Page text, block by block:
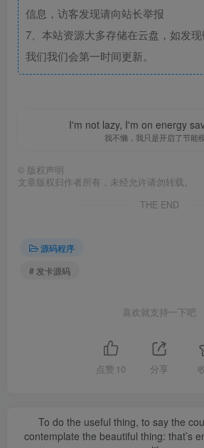
信息，访客发现请向站长举报
7、本站资源大多存储在云盘，如发
我们我们会第一时间更新。
I'm not lazy, I'm on energy
我不懒，我只是开启了节能
© 版权声明
文章版权归作者所有，未经允许请勿转载。
THE END
源码程序
# 发卡源码
喜欢就支持一下吧
点赞 10 分享
To do the useful thing, to say the
contemplate the beautiful thing: that’s